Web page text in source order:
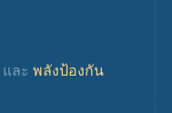
และ พลังป้องกัน